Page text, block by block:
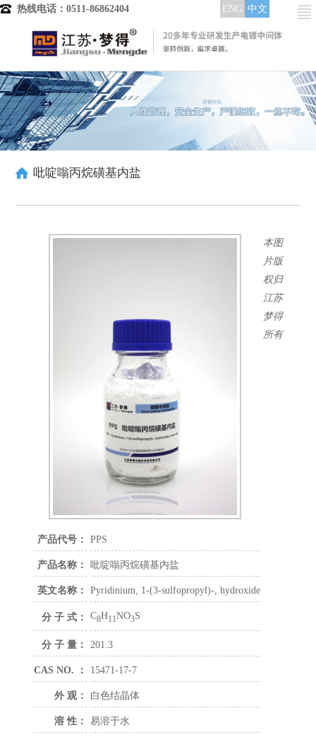
热线电话：0511-86862404 ENG 中文
首页
产品分类
电镀中间体
镀铜中间体
低区走位剂
辅助及走位剂
镀镍添加剂
镀铬添加剂
镀锌添加剂
镀锡添加剂
精细化学品
联系方式
吡啶嗡丙烷磺基内盐
本图
片版
权归
江苏
梦得
所有
产品代号： PPS
产品名称： 吡啶嗡丙烷磺基内盐
英文名称： Pyridinium, 1-(3-sulfopropyl)-, hydroxide, inner salt
分 子 式： C8H11NO3S
分 子 量： 201.3
CAS NO. ： 15471-17-7
外 观： 白色结晶体
溶 性： 易溶于水